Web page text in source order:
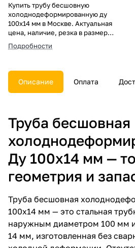
Купить трубу бесшовную
холоднодеформированную ду
100х14 мм в Москве. Актуальная
цена, наличие, резка в размер,
погрузка, доставка, расчет веса
и документы.
Подробности
Описание Оплата
Труба бесшовная
Ду 100х14 мм —
геометрия и
Труба бесшовная
100х14 мм — это стальная
наружным диаметром 100 мм
14 мм, изготовленная без